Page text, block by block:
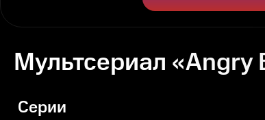
Мультсериал «Angry
Серии